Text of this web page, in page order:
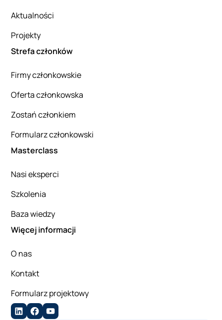
Aktualności
Projekty
Strefa członków
Firmy członkowskie
Oferta członkowska
Zostań członkiem
Formularz członkowski
Masterclass
Nasi eksperci
Szkolenia
Baza wiedzy
Więcej informacji
O nas
Kontakt
Formularz projektowy